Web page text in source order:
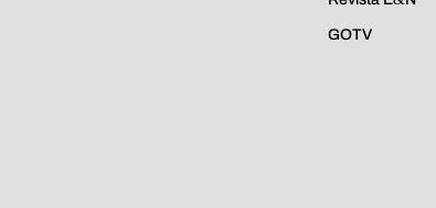
GOTV